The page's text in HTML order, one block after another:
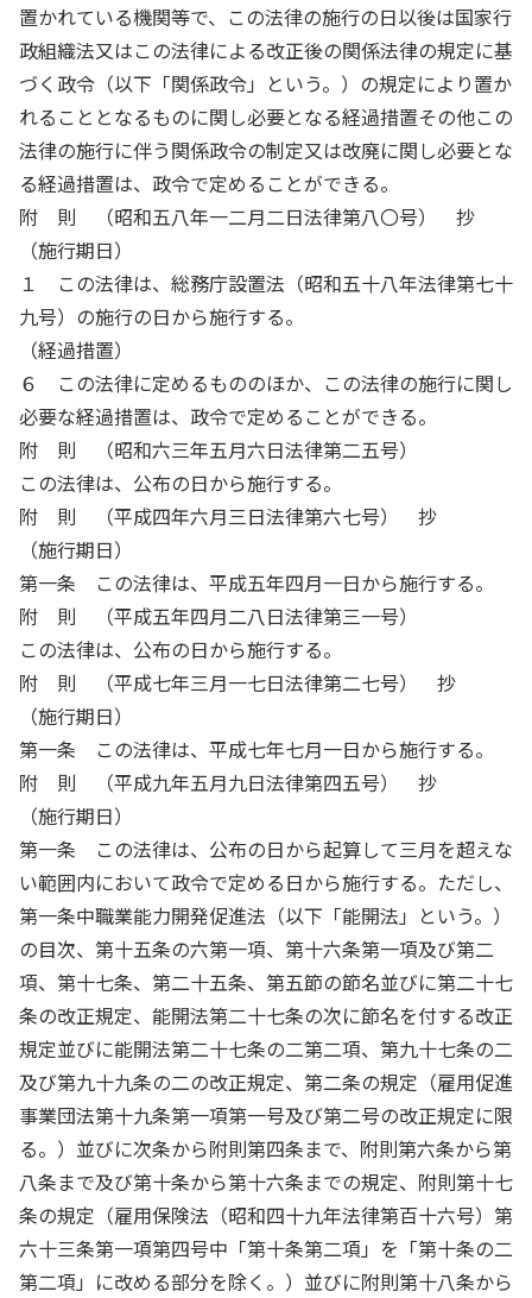
置かれている機関等で、この法律の施行の日以後は国家行
政組織法又はこの法律による改正後の関係法律の規定に基
づく政令（以下「関係政令」という。）の規定により置か
れることとなるものに関し必要となる経過措置その他この
法律の施行に伴う関係政令の制定又は改廃に関し必要とな
る経過措置は、政令で定めることができる。
附 則 （昭和五八年一二月二日法律第八〇号） 抄
（施行期日）
１ この法律は、総務庁設置法（昭和五十八年法律第七十
九号）の施行の日から施行する。
（経過措置）
６ この法律に定めるもののほか、この法律の施行に関し
必要な経過措置は、政令で定めることができる。
附 則 （昭和六三年五月六日法律第二五号）
この法律は、公布の日から施行する。
附 則 （平成四年六月三日法律第六七号） 抄
（施行期日）
第一条 この法律は、平成五年四月一日から施行する。
附 則 （平成五年四月二八日法律第三一号）
この法律は、公布の日から施行する。
附 則 （平成七年三月一七日法律第二七号） 抄
（施行期日）
第一条 この法律は、平成七年七月一日から施行する。
附 則 （平成九年五月九日法律第四五号） 抄
（施行期日）
第一条 この法律は、公布の日から起算して三月を超えな
い範囲内において政令で定める日から施行する。ただし、
第一条中職業能力開発促進法（以下「能開法」という。）
の目次、第十五条の六第一項、第十六条第一項及び第二
項、第十七条、第二十五条、第五節の節名並びに第二十七
条の改正規定、能開法第二十七条の次に節名を付する改正
規定並びに能開法第二十七条の二第二項、第九十七条の二
及び第九十九条の二の改正規定、第二条の規定（雇用促進
事業団法第十九条第一項第一号及び第二号の改正規定に限
る。）並びに次条から附則第四条まで、附則第六条から第
八条まで及び第十条から第十六条までの規定、附則第十七
条の規定（雇用保険法（昭和四十九年法律第百十六号）第
六十三条第一項第四号中「第十条第二項」を「第十条の二
第二項」に改める部分を除く。）並びに附則第十八条から